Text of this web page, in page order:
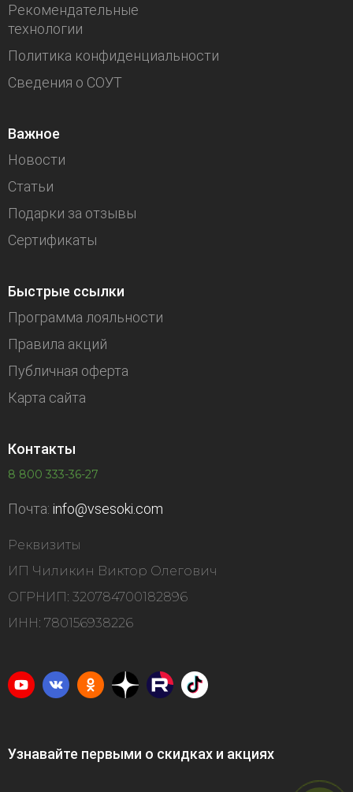
Рекомендательные
технологии
Политика конфиденциальности
Сведения о СОУТ
Важное
Новости
Статьи
Подарки за отзывы
Сертификаты
Быстрые ссылки
Программа лояльности
Правила акций
Публичная оферта
Карта сайта
Контакты
8 800 333-36-27
Почта: info@vsesoki.com
Реквизиты
ИП Чиликин Виктор Олегович
ОГРНИП: 320784700182896
ИНН: 780156938226
Узнавайте первыми о скидках и акциях